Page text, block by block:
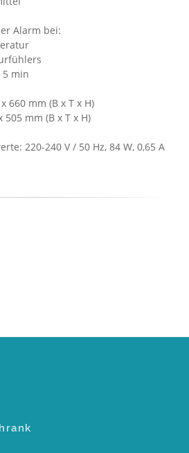
Alarm bei:
min
660 mm (B x T x H)
mm (B x T x H)
220-240 V / 50 Hz, 84 W, 0,65 A